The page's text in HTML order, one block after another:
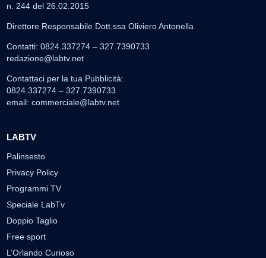
n. 244 del 26.02.2015
Direttore Responsabile Dott.ssa Oliviero Antonella
Contatti: 0824.337274 – 327.7390733
redazione@labtv.net
Contattaci per la tua Pubblicità:
0824.337274 – 327.7390733
email: commerciale@labtv.net
LABTV
Palinsesto
Privacy Policy
Programmi TV
Speciale LabTv
Doppio Taglio
Free sport
L’Orlando Curioso